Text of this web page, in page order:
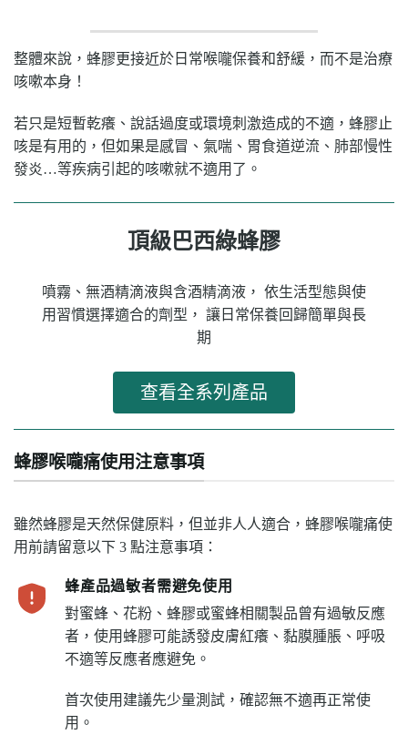
整體來說，蜂膠更接近於日常喉嚨保養和舒緩，而不是治療
咳嗽本身！
若只是短暫乾癢、說話過度或環境刺激造成的不適，蜂膠止
咳是有用的， 但如果是感冒、氣喘、胃食道逆流、肺部慢性
發炎…等疾病引起的咳嗽就不適用了 。
頂級巴西綠蜂膠
噴霧、無酒精滴液與含酒精滴液， 依生活型態與使
用習慣選擇適合的劑型， 讓日常保養回歸簡單與長
期
查看全系列產品
蜂膠喉嚨痛使用注意事項
雖然蜂膠是天然保健原料，但並非人人適合，蜂膠喉嚨痛使
用前請留意以下 3 點注意事項：
蜂產品過敏者需避免使用
對蜜蜂、花粉、蜂膠或蜜蜂相關製品曾有過敏反應
者，使用蜂膠可能誘發皮膚紅癢、黏膜腫脹、呼吸
不適等反應者應避免。
首次使用建議先少量測試，確認無不適再正常使
用。